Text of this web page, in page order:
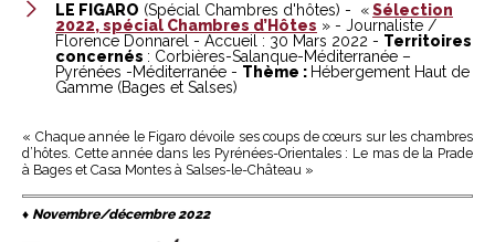
LE FIGARO (Spécial Chambres d'hôtes) - «Sélection
2022, spécial Chambres d’Hôtes » - Journaliste /
Florence Donnarel - Accueil : 30 Mars 2022 - Territoires
concernés : Corbières-Salanque-Méditerranée –
Pyrénées -Méditerranée - Thème : Hébergement Haut de
Gamme (Bages et Salses)
« Chaque année le Figaro dévoile ses coups de cœurs sur les chambres
d’hôtes. Cette année dans les Pyrénées-Orientales : Le mas de la Prade
à Bages et Casa Montes à Salses-le-Château »
♦ Novembre/décembre 2022